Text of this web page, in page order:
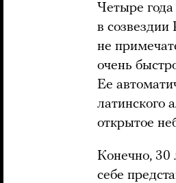
Четыре
в
не
очень
Ее
латинского
открытое
Конечно, 30
себе